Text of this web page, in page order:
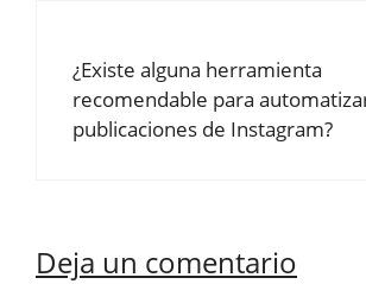
¿Existe alguna herramienta
recomendable para
publicaciones de Instagram?
Deja un comentario